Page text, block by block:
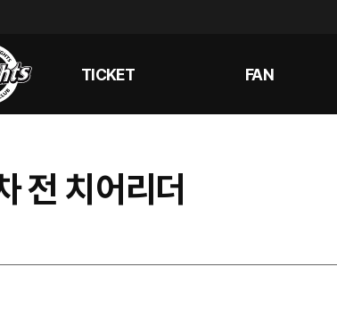
TICKET FAN
치어리더